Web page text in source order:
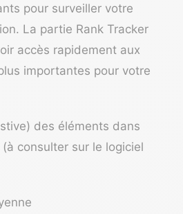
pour surveiller votre
La partie Rank Tracker
accès rapidement aux
importantes pour votre
des éléments dans
consulter sur le logiciel